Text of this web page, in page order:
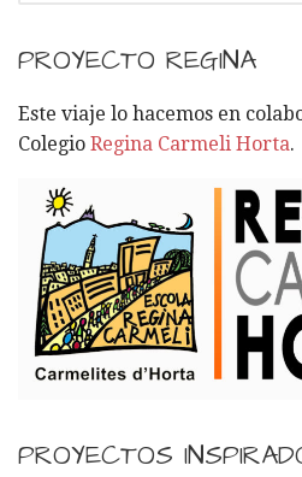
C
R
:
PROYECTO REGINA
Este viaje lo hacemos en
Colegio Regina Carmeli Horta.
PROYECTOS